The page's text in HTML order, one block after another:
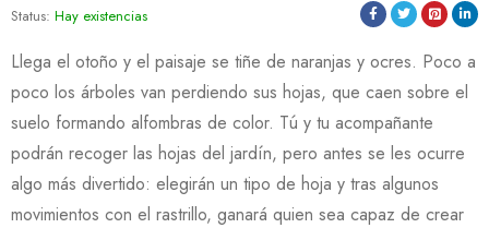
Status: Hay existencias
Llega el otoño y el paisaje se tiñe de naranjas y ocres. Poco a
poco los árboles van perdiendo sus hojas, que caen sobre el
suelo formando alfombras de color. Tú y tu acompañante
podrán recoger las hojas del jardín, pero antes se les ocurre
algo más divertido: elegirán un tipo de hoja y tras algunos
movimientos con el rastrillo, ganará quien sea capaz de crear